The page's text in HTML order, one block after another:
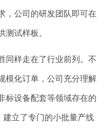
，公司的研发团队即可在
试样板。
同样走在了行业前列。不
模化订单，公司充分理解
标设备配套等领域存在的
建立了专门的小批量产线